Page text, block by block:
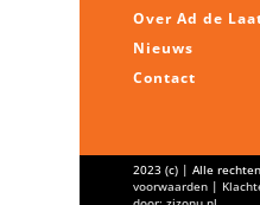
Over Ad de
Nieuws
Contact
2023 (c) | Alle
voorwaarden |